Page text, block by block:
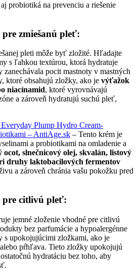
probiotiká na prevenciu a riešenie
zmiešanú pleť:
pleti môže byť zložité. Hľadajte
s ľahkou textúrou, ktorá hydratuje
zanechávala pocit mastnoty v mastných
ktoré obsahujú zložky, ako je výťažok
niacínamid, ktoré vyrovnávajú
a zároveň hydratujú suchú pleť,
Plump Hydro Cream-
– AntiAge.sk – Tento krém je
a probiotikami na omladenie a
ocot, slnečnicový olej, skvalán, listový
druhy laktobacilových fermentov
a zároveň chránia vašu pokožku pred
pre citlivú pleť:
jemné zloženie vhodné pre citlivú
bez parfumácie a hypoalergénne
s upokojujúcimi zložkami, ako je
pŕhľava. Tieto zložky upokojujú
hydratáciu bez toho, aby